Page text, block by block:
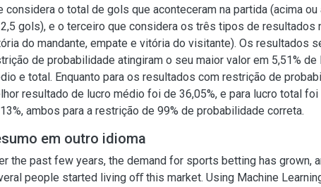
considera o total de gols que aconteceram na partida (acima ou
gols), e o terceiro que considera os três tipos de resultados
do mandante, empate e vitória do visitante). Os resultados
de probabilidade atingiram o seu maior valor em 5,51% de
e total. Enquanto para os resultados com restrição de
resultado de lucro médio foi de 36,05%, e para lucro total foi
ambos para a restrição de 99% de probabilidade correta.
em outro idioma
the past few years, the demand for sports betting has grown,
people started living oﬀ this market. Using Machine